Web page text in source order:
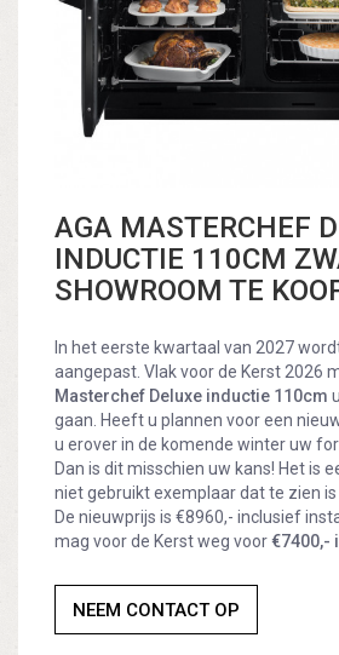
AGA MASTERCHEF
INDUCTIE 110CM
SHOWROOM TE
In het eerste kwartaal van 2027
aangepast. Vlak voor de Kerst 2026
Masterchef Deluxe inductie 110cm
gaan. Heeft u plannen voor een
u erover in de komende winter uw
Dan is dit misschien uw kans! Het is
niet gebruikt exemplaar dat te zien is
De nieuwprijs is €8960,- inclusief
mag voor de Kerst weg voor€7400,-
NEEM CONTACT OP